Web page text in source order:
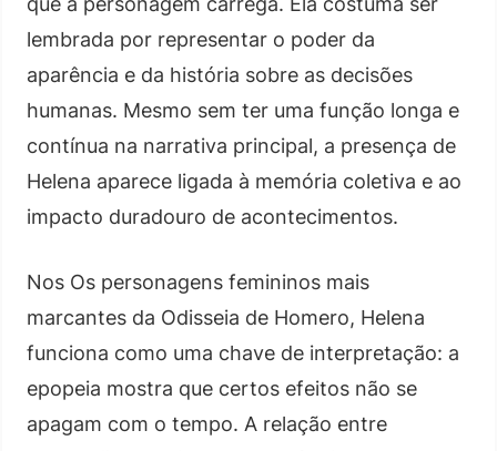
lembrada por representar o poder da
aparência e da história sobre as decisões
humanas. Mesmo sem ter uma função longa e
contínua na narrativa principal, a presença de
Helena aparece ligada à memória coletiva e ao
impacto duradouro de acontecimentos.
Nos Os personagens femininos mais
marcantes da Odisseia de Homero, Helena
funciona como uma chave de interpretação: a
epopeia mostra que certos efeitos não se
apagam com o tempo. A relação entre